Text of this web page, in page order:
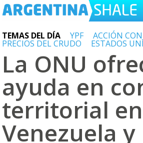
TEMAS DEL DÍA YPF ACCIÓN
PRECIOS DEL CRUDO ESTADOS
La ONU
ayuda en
territorial
Venezuela y